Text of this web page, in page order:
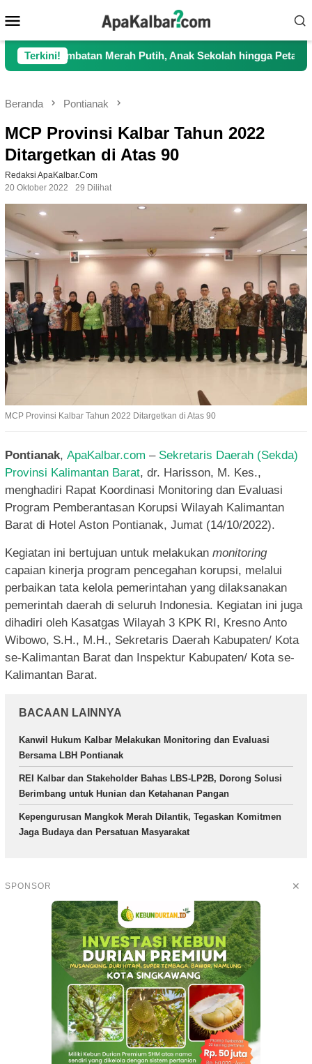
ke
kontenMobile
Terkini!
Merah Putih, Anak Sekolah hingga Petani Kini Kembali
Beranda Pontianak
MCP Provinsi Kalbar Tahun 2022
Ditargetkan di Atas 90
Redaksi ApaKalbar.com
20 Oktober 2022
29 Dilihat
MCP Provinsi Kalbar Tahun 2022 Ditargetkan di Atas 90
Pontianak, ApaKalbar.com – Sekretaris Daerah (Sekda)
Provinsi Kalimantan Barat, dr. Harisson, M. Kes.,
menghadiri Rapat Koordinasi Monitoring dan Evaluasi
Program Pemberantasan Korupsi Wilayah Kalimantan
Barat di Hotel Aston Pontianak, Jumat (14/10/2022).
Kegiatan ini bertujuan untuk melakukan monitoring
capaian kinerja program pencegahan korupsi, melalui
perbaikan tata kelola pemerintahan yang dilaksanakan
pemerintah daerah di seluruh Indonesia. Kegiatan ini juga
dihadiri oleh Kasatgas Wilayah 3 KPK RI, Kresno Anto
Wibowo, S.H., M.H., Sekretaris Daerah Kabupaten/ Kota
se-Kalimantan Barat dan Inspektur Kabupaten/ Kota se-
Kalimantan Barat.
BACAAN LAINNYA
Kanwil Hukum Kalbar Melakukan Monitoring dan Evaluasi
Bersama LBH Pontianak
REI Kalbar dan Stakeholder Bahas LBS-LP2B, Dorong Solusi
Berimbang untuk Hunian dan Ketahanan Pangan
Kepengurusan Mangkok Merah Dilantik, Tegaskan Komitmen
Jaga Budaya dan Persatuan Masyarakat
SPONSOR ✕